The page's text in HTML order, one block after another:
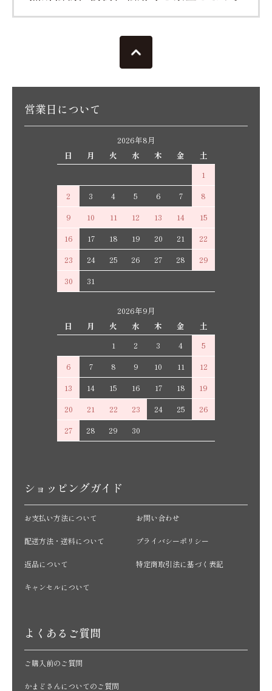
営業日について
2026年8月
日
月 火 水 木 金
土
1
2
3 4 5 6 7
8
9
10 11 12 13 14
15
16
17 18 19 20 21
22
23
24 25 26 27 28
29
30
31
2026年9月
日
月 火 水 木 金
土
1
2 3 4
5
6
7 8 9 10 11
12
13
14 15 16 17 18
19
20
21 22 23 24 25
26
27
28 29 30
ショッピングガイド
お支払い方法について
配送方法・送料について
返品について
キャンセルについて
お問い合わせ
プライバシーポリシー
特定商取引法に基づく表記
よくあるご質問
ご購入前のご質問
かまどさんについてのご質問